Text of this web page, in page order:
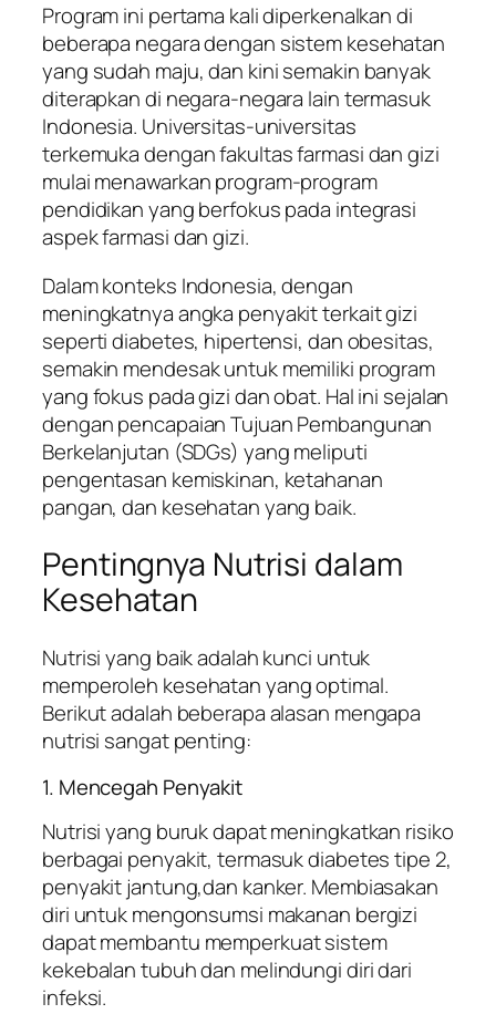
Program ini pertama kali diperkenalkan di
beberapa negara dengan sistem kesehatan
yang sudah maju, dan kini semakin banyak
diterapkan di negara-negara lain termasuk
Indonesia. Universitas-universitas
terkemuka dengan fakultas farmasi dan gizi
mulai menawarkan program-program
pendidikan yang berfokus pada integrasi
aspek farmasi dan gizi.
Dalam konteks Indonesia, dengan
meningkatnya angka penyakit terkait gizi
seperti diabetes, hipertensi, dan obesitas,
semakin mendesak untuk memiliki program
yang fokus pada gizi dan obat. Hal ini sejalan
dengan pencapaian Tujuan Pembangunan
Berkelanjutan (SDGs) yang meliputi
pengentasan kemiskinan, ketahanan
pangan, dan kesehatan yang baik.
Pentingnya Nutrisi dalam
Kesehatan
Nutrisi yang baik adalah kunci untuk
memperoleh kesehatan yang optimal.
Berikut adalah beberapa alasan mengapa
nutrisi sangat penting:
1. Mencegah Penyakit
Nutrisi yang buruk dapat meningkatkan risiko
berbagai penyakit, termasuk diabetes tipe 2,
penyakit jantung,dan kanker. Membiasakan
diri untuk mengonsumsi makanan bergizi
dapat membantu memperkuat sistem
kekebalan tubuh dan melindungi diri dari
infeksi.